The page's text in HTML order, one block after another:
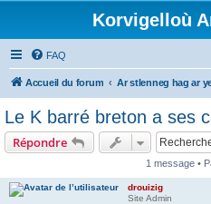
Korvigelloù
FAQ
Accueil du forum
Le K barré breton a ses
Répondre
1 message •
drouizig
Site Admin